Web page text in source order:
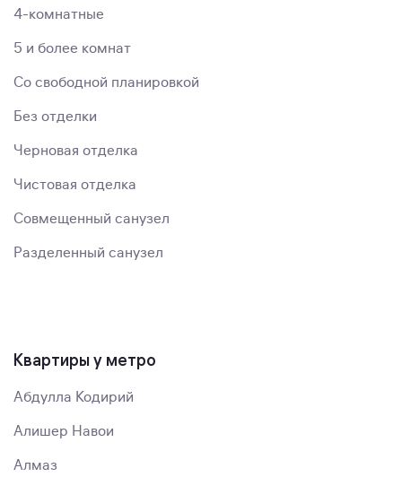
4-комнатные
5 и более комнат
Со свободной планировкой
Без отделки
Черновая отделка
Чистовая отделка
Совмещенный санузел
Разделенный санузел
Квартиры у метро
Абдулла Кодирий
Алишер Навои
Алмаз